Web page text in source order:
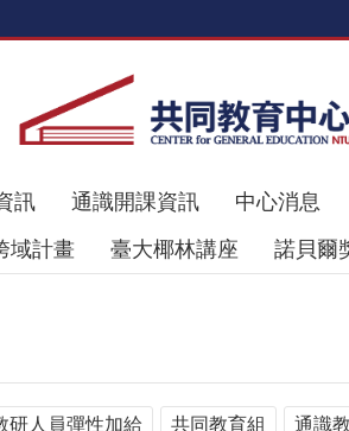
訊 通識開課資訊 中心消息
域計畫
臺大椰林講座 諾貝爾
研人員彈性加給 共同教育組 通識